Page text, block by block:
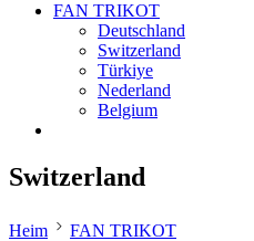
FAN TRIKOT
Deutschland
Switzerland
Türkiye
Nederland
Belgium
Switzerland
Heim FAN TRIKOT